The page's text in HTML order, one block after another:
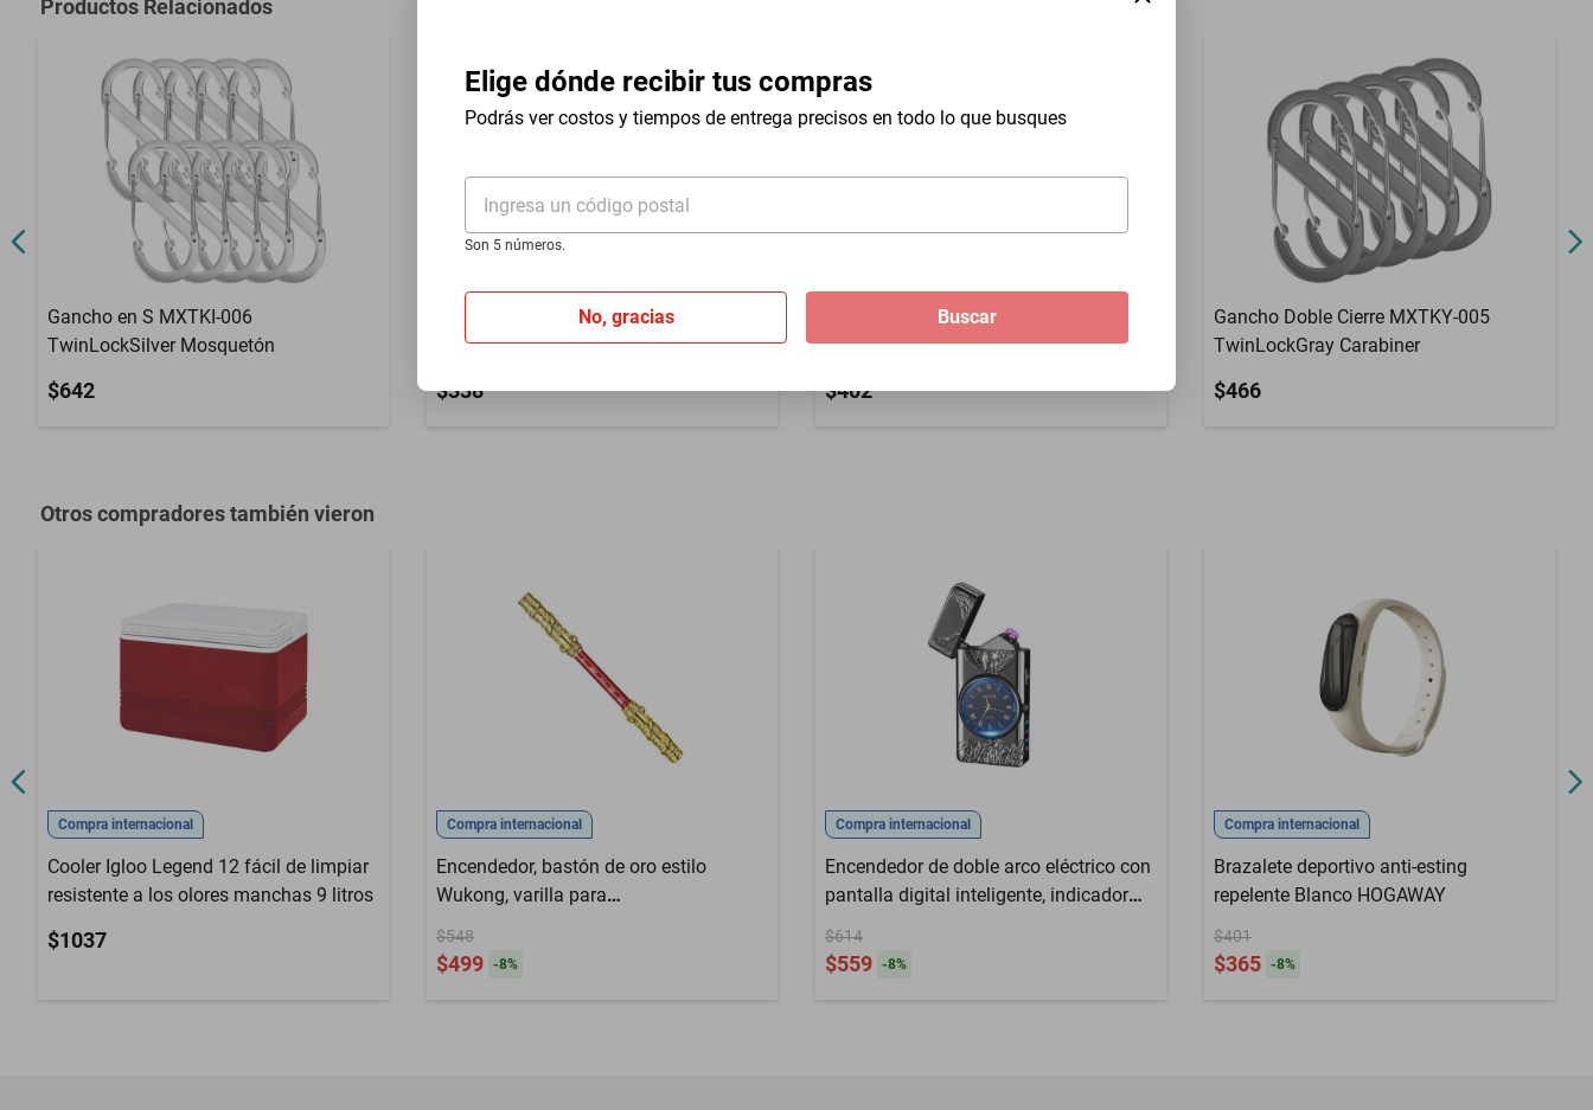
Elige dónde recibir tus compras
Podrás ver costos y tiempos de entrega precisos en todo lo que busques
Ingresa un código postal
Son 5 números.
No, gracias Buscar
Contenido del Empaque 4 Pzas
Material
Productos Relacionados
Gancho en S MXTKI-006
TwinLockSilver Mosquetón
$642
Mosquetones en S MXTKE-003
TwinLockPurple Gancho Llavero
$338
Mosquetón Llavero MXTNO-004
TwinLockGreen Gancho
$402
Gancho Doble Cierre MXTKY-005
TwinLockGray Carabiner
$466
Otros compradores también vieron
Compra internacional
Cooler Igloo Legend 12 fácil de limpiar
resistente a los olores manchas 9 litros
$1037
Compra internacional
Encendedor, bastón de oro estilo
Wukong, varilla para
encender.HOGAWAY
$548
$499 -8%
Compra internacional
Encendedor de doble arco eléctrico con
pantalla digital inteligente, indicador
real, luz LED, encendedor
recargable.HOGAWAY
$614
$559 -8%
Compra internacional
Brazalete deportivo anti-esting
repelente Blanco HOGAWAY
$401
$365 -8%